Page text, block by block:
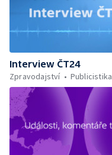
Interview ČT24
Zpravodajství
Publicistika